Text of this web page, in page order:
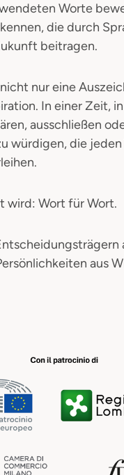
Worte
die durch
beitragen.
nur eine
In einer Zeit,
ausschließen
würdigen, die
wird: Wort für Wort.
aus